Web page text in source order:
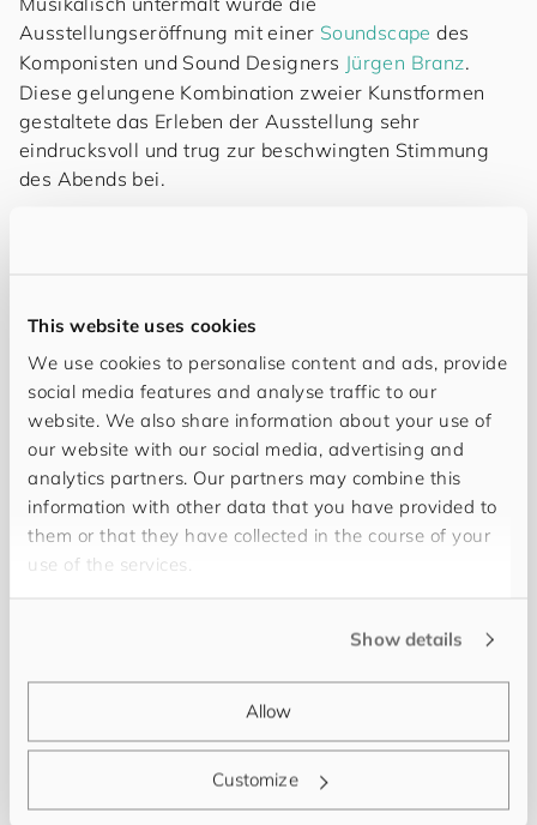
This website uses cookies
We use cookies to personalise content and ads, provide
social media features and analyse traffic to our
website. We also share information about your use of
our website with our social media, advertising and
analytics partners. Our partners may combine this
information with other data that you have provided to
them or that they have collected in the course of your
use of the services.
Show details
Allow
Customize
Ausstellungseröffnung mit einer Soundscape des
Komponisten und Sound Designers Jürgen Branz.
Diese gelungene Kombination zweier Kunstformen
gestaltete das Erleben der Ausstellung sehr
eindrucksvoll und trug zur beschwingten Stimmung
des Abends bei.
diesem Abend ihr Kunstwerk in Empfang nehmen
durfte.
Die aktuelle Ausstellung bei for you and your
München wird noch bis Ende des Jahres 2024
dem interessierten Publikum zugänglich sein und kann
sehr gerne - nach vorheriger Anmeldung - besucht
werden.
Nadine Bajek, Kuratorin.
traditionell fernöstlichen Tee-Zeremonie ein.
Gleich hier anmelden -